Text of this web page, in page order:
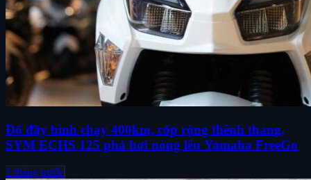
Đổ đầy bình chạy 400km, cốp rộng thênh thang,
SYM ECHS 125 phả hơi nóng lên Yamaha FreeGo
1 tháng trước